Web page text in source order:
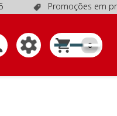
Promoções em
0